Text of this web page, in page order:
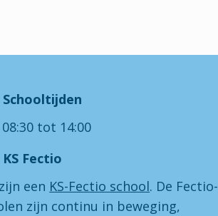
Schooltijden
tot 14:00
KS Fectio
een KS-Fectio school. De Fectio-
zijn continu in beweging,